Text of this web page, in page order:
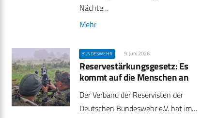
Nächte…
Mehr
BUNDESWEHR 9. Juni 2026
Reservestärkungsgesetz: Es
kommt auf die Menschen an
Der Verband der Reservisten der
Deutschen Bundeswehr e.V. hat im…